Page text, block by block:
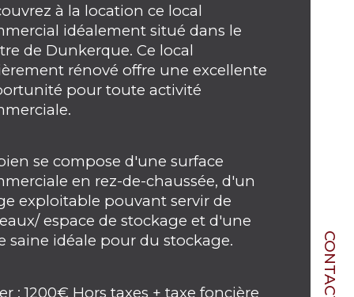
CONTACT
Valeurs
(m²)
à la location ce local
idéalement situé dans le
de Dunkerque. Ce local
rénové offre une excellente
pour toute activité
se compose d'une surface
en rez-de-chaussée, d'un
exploitable pouvant servir de
espace de stockage et d'une
saine idéale pour du stockage.
: 1200€ Hors taxes + taxe foncière